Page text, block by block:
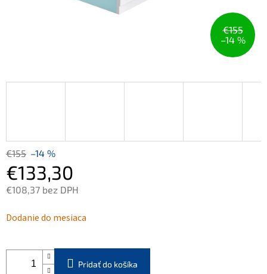
€155
–14 %
€155 –14 %
€133,30
€108,37 bez DPH
cena:
Dodanie do mesiaca
Pridať do košíka